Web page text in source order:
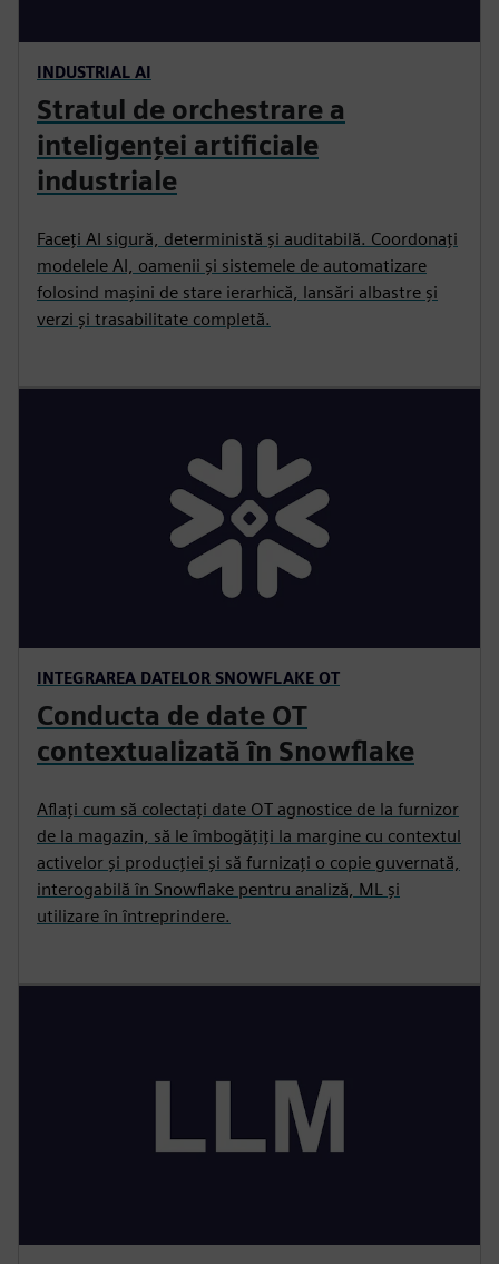
INDUSTRIAL AI
Stratul de orchestrare a
inteligenței artificiale
industriale
Faceți AI sigură, deterministă și auditabilă. Coordonați
modelele AI, oamenii și sistemele de automatizare
folosind mașini de stare ierarhică, lansări albastre și
verzi și trasabilitate completă.
INTEGRAREA DATELOR SNOWFLAKE OT
Conducta de date OT
contextualizată în Snowflake
Aflați cum să colectați date OT agnostice de la furnizor
de la magazin, să le îmbogățiți la margine cu contextul
activelor și producției și să furnizați o copie guvernată,
interogabilă în Snowflake pentru analiză, ML și
utilizare în întreprindere.